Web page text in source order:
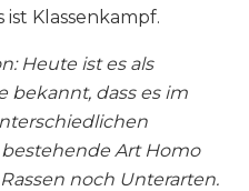
ist Klassenkampf.
Heute ist es als
bekannt, dass es im
Art Homo
noch Unterarten.